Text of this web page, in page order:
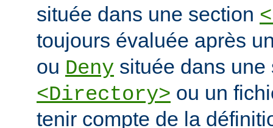
située dans une section
toujours évaluée après
ou Deny située dans une
<Directory> ou un
tenir compte de la